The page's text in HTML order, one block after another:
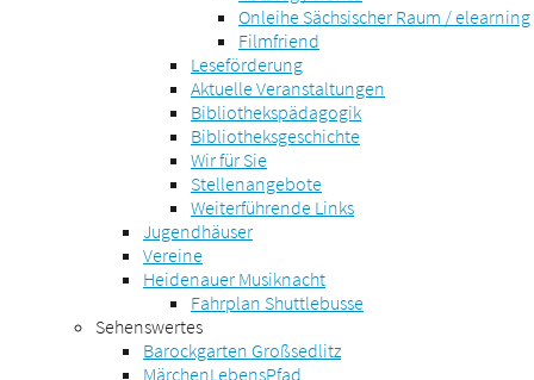
Onleihe Sächsischer Raum / elearning
Filmfriend
Leseförderung
Aktuelle Veranstaltungen
Bibliothekspädagogik
Bibliotheksgeschichte
Wir für Sie
Stellenangebote
Weiterführende Links
Jugendhäuser
Vereine
Heidenauer Musiknacht
Fahrplan Shuttlebusse
Sehenswertes
Barockgarten Großsedlitz
MärchenLebensPfad